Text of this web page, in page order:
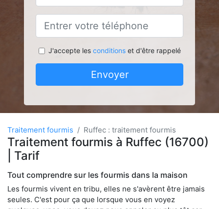
J'accepte les conditionset d'être rappelé
Envoyer
Traitement fourmis Ruffec : traitement fourmis
Traitement fourmis à Ruffec (16700)
| Tarif
Tout comprendre sur les fourmis dans la maison
Les fourmis vivent en tribu, elles ne s'avèrent être jamais
seules. C'est pour ça que lorsque vous en voyez